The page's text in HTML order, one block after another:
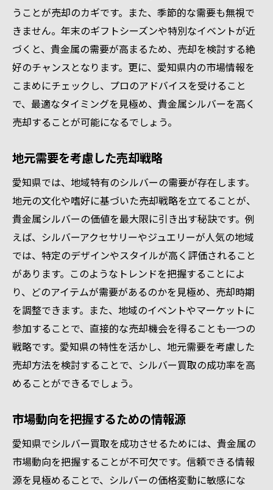
うことが売却のカギです。また、季節的な需要も無視で
きません。年末のギフトシーズンや特別なイベントが近
づくと、貴金属の需要が高まるため、売却を検討する絶
好のチャンスとなります。更に、愛知県内の市場情報を
こまめにチェックし、プロのアドバイスを受けること
で、最適なタイミングを見極め、貴金属シルバーを高く
売却することが可能になるでしょう。
地元需要を考慮した売却戦略
愛知県では、地域特有のシルバーの需要が存在します。
地元の文化や嗜好に基づいた売却戦略を立てることが、
貴金属シルバーの価値を最大限に引き出す秘訣です。例
えば、シルバーアクセサリーやジュエリーが人気の地域
では、特定のデザインやスタイルが高く評価されること
があります。このようなトレンドを把握することによ
り、どのアイテムが需要があるのかを見極め、売却時期
を調整できます。また、地域のイベントやマーケットに
参加することで、直接的な売却機会を得ることも一つの
戦略です。愛知県の特性を活かし、地元需要を考慮した
売却方法を検討することで、シルバー買取の成功率を高
めることができるでしょう。
市場動向を把握するための情報源
愛知県でシルバー買取を成功させるためには、貴金属の
市場動向を把握することが不可欠です。信頼できる情報
源を見極めることで、シルバーの価格変動に敏感にな